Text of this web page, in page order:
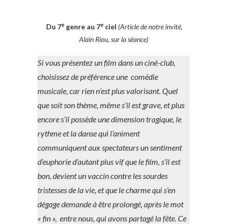
Du 7e genre au 7e ciel (Article de notre invité,
Alain Riou, sur la séance)
Si vous présentez un film dans un ciné-club,
choisissez de préférence une comédie
musicale, car rien n’est plus valorisant. Quel
que soit son thème, même s’il est grave, et plus
encore s’il possède une dimension tragique, le
rythme et la danse qui l’animent
communiquent aux spectateurs un sentiment
d’euphorie d’autant plus vif que le film, s’il est
bon, devient un vaccin contre les sourdes
tristesses de la vie, et que le charme qui s’en
dégage demande à être prolongé, après le mot
« fin », entre nous, qui avons partagé la fête. Ce